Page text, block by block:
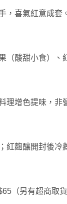
，喜氣紅意成套
（酸甜小食）、
理增色提味，非
紅麴釀開封後冷
（另有超商取